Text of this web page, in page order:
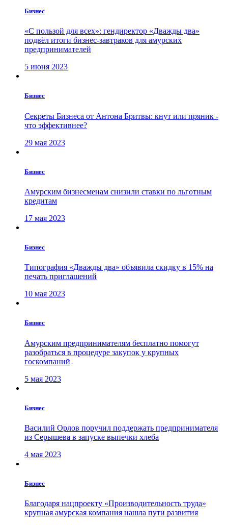
Бизнес
«С пользой для всех»: гендиректор «Дважды два»
подвёл итоги бизнес-завтраков для амурских
предпринимателей
5 июня 2023
Бизнес
Секреты Бизнеса от Антона Бритвы: кнут или пряник -
что эффективнее?
29 мая 2023
Бизнес
Амурским бизнесменам снизили ставки по льготным
кредитам
17 мая 2023
Бизнес
Типография «Дважды два» объявила скидку в 15% на
печать приглашений
10 мая 2023
Бизнес
Амурским предпринимателям бесплатно помогут
разобраться в процедуре закупок у крупных
госкомпаний
5 мая 2023
Бизнес
Василий Орлов поручил поддержать предпринимателя
из Серышева в запуске выпечки хлеба
4 мая 2023
Бизнес
Благодаря нацпроекту «Производительность труда»
крупная амурская компания нашла пути развития